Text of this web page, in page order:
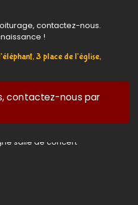
contactez-nous.
!
3 place de l'église,
contactez-nous par